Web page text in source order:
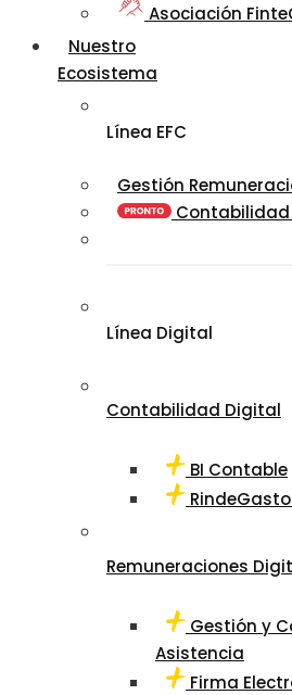
Asociación
Nuestro
Ecosistema
Línea EFC
Gestión
Contabilidad
Línea Digital
Contabilidad Digital
BI Contable
Remuneraciones
Gestión y
Asistencia
Firma